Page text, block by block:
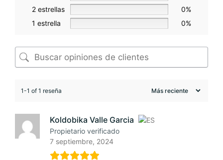
2 estrellas
0%
1 estrella
0%
1-1 of 1 reseña
Koldobika Valle Garcia
Propietario verificado
7 septiembre, 2024